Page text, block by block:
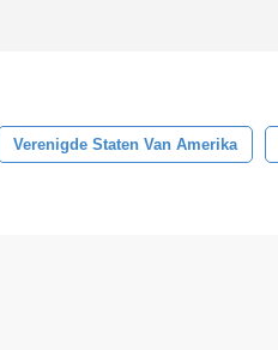
Verenigde Staten Van Amerika